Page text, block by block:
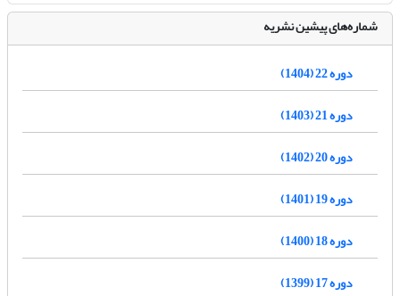
شماره‌های پیشین نشریه
دوره 22 (1404)
دوره 21 (1403)
دوره 20 (1402)
دوره 19 (1401)
دوره 18 (1400)
دوره 17 (1399)